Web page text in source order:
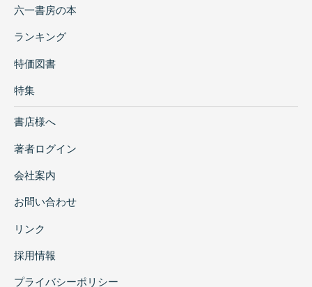
六一書房の本
ランキング
特価図書
特集
書店様へ
著者ログイン
会社案内
お問い合わせ
リンク
採用情報
プライバシーポリシー